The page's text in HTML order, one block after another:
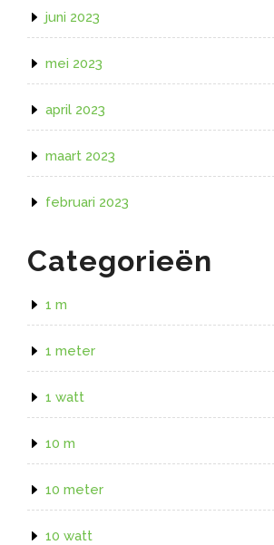
juni 2023
mei 2023
april 2023
maart 2023
februari 2023
Categorieën
1 m
1 meter
1 watt
10 m
10 meter
10 watt